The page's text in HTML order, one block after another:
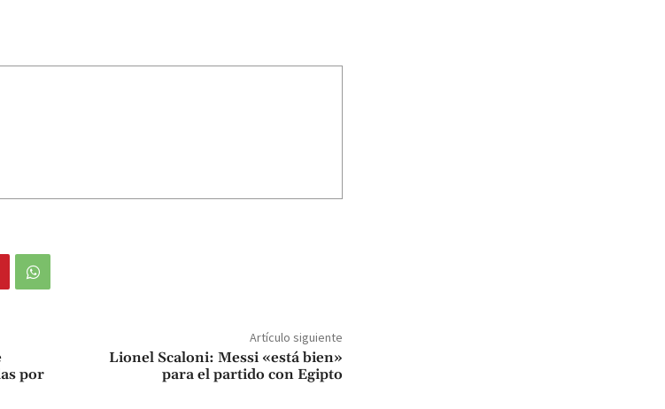
por
Artículo siguiente
Lionel Scaloni: Messi «está bien»
para el partido con Egipto